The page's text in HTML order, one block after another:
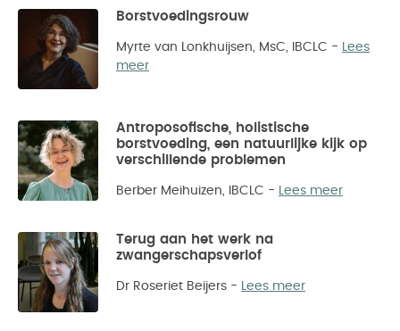
Borstvoedingsrouw
Myrte van Lonkhuijsen, MsC, IBCLC - Lees
meer
Antroposofische, holistische
borstvoeding, een natuurlijke kijk op
verschillende problemen
Berber Meihuizen, IBCLC - Lees meer
Terug aan het werk na
zwangerschapsverlof
Dr Roseriet Beijers - Lees meer